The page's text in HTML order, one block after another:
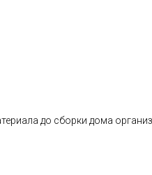
до сборки дома